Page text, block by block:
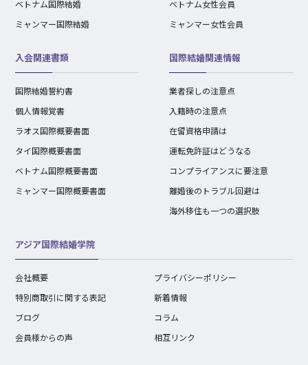
ベトナム国際結婚
ミャンマー国際結婚
ベトナム女性会員
ミャンマー女性会員
入会関連書類
国際結婚誓約書
個人情報覚書
ラオス国際概要書面
タイ国際概要書面
ベトナム国際概要書面
ミャンマー国際概要書面
国際結婚関連情報
業者探しの注意点
入籍時の注意点
在留資格申請は
運転免許証はどうなる
コンプライアンスに要注意
離婚後のトラブル回避は
海外移住も一つの選択肢
アジア国際結婚学院
会社概要
プライバシーポリシー
特別商取引に関する表記
新着情報
ブログ
コラム
会員様からの声
相互リンク